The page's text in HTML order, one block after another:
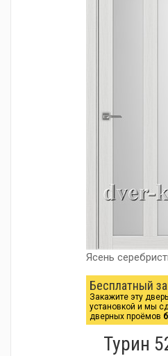
Ясень
Бесплатный
Закажите эту
установкой и мы
дверных проёмов
Турин